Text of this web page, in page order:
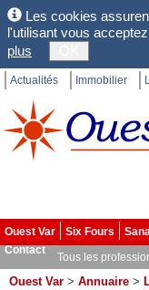
Les cookies
l'utilisant vous
plus
Actualités Immobilier
Ouest Var Six Fours
Contact
Tous les
Ouest Var > Annuaire >